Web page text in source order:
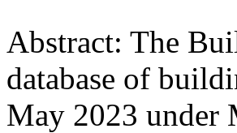
Abstract: The
database of
May 2023 under